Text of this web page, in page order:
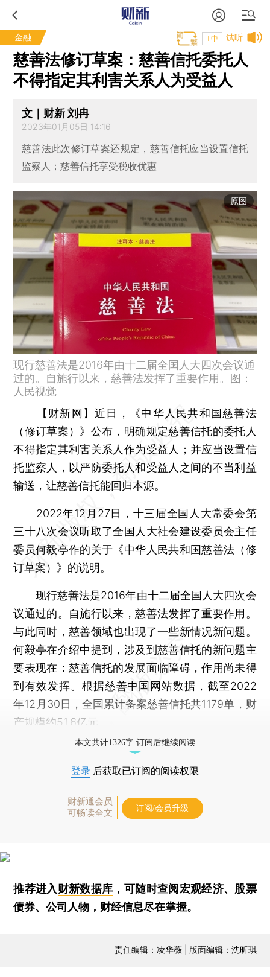
金融 试听
T中
慈善法修订草案：慈善信托委托人
不得指定其利害关系人为受益人
文｜财新 刘冉
2023年01月05日 14:16
慈善法此次修订草案还规定，慈善信托应当设置信托
监察人；慈善信托享受税收优惠
原图
现行慈善法是2016年由十二届全国人大四次会议通
过的。自施行以来，慈善法发挥了重要作用。图：
人民视觉
【财新网】近日，《中华人民共和国慈善法
（修订草案）》公布，明确规定慈善信托的委托人
不得指定其利害关系人作为受益人；并应当设置信
托监察人，以严防委托人和受益人之间的不当利益
输送，让慈善信托能回归本源。
2022年12月27日，十三届全国人大常委会第
三十八次会议听取了全国人大社会建设委员会主任
委员何毅亭作的关于《中华人民共和国慈善法（修
订草案）》的说明。
现行慈善法是2016年由十二届全国人大四次会
议通过的。自施行以来，慈善法发挥了重要作用。
与此同时，慈善领域也出现了一些新情况新问题。
何毅亭在介绍中提到，涉及到慈善信托的新问题主
要表现在：慈善信托的发展面临障碍，作用尚未得
到有效发挥。根据慈善中国网站数据，截至2022
年12月30日，全国累计备案慈善信托共1179单，财
产规模约51.6亿元。
本文共计1326字 订阅后继续阅读
登录 后获取已订阅的阅读权限
财新通会员
可畅读全文
订阅/会员升级
推荐进入财新数据库 ，可随时查阅宏观经济、股票
债券、公司人物，财经信息尽在掌握。
责任编辑：凌华薇 | 版面编辑：沈昕琪